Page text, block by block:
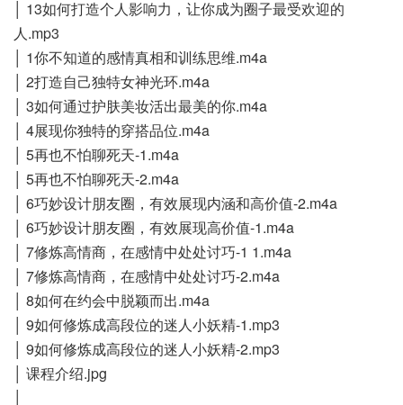
│ 13如何打造个人影响力，让你成为圈子最受欢迎的
人.mp3
│ 1你不知道的感情真相和训练思维.m4a
│ 2打造自己独特女神光环.m4a
│ 3如何通过护肤美妆活出最美的你.m4a
│ 4展现你独特的穿搭品位.m4a
│ 5再也不怕聊死天-1.m4a
│ 5再也不怕聊死天-2.m4a
│ 6巧妙设计朋友圈，有效展现内涵和高价值-2.m4a
│ 6巧妙设计朋友圈，有效展现高价值-1.m4a
│ 7修炼高情商，在感情中处处讨巧-1 1.m4a
│ 7修炼高情商，在感情中处处讨巧-2.m4a
│ 8如何在约会中脱颖而出.m4a
│ 9如何修炼成高段位的迷人小妖精-1.mp3
│ 9如何修炼成高段位的迷人小妖精-2.mp3
│ 课程介绍.jpg